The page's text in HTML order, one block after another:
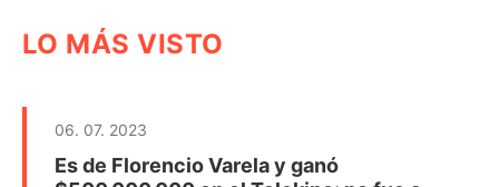
LO MÁS VISTO
06. 07. 2023
Es de Florencio Varela y ganó